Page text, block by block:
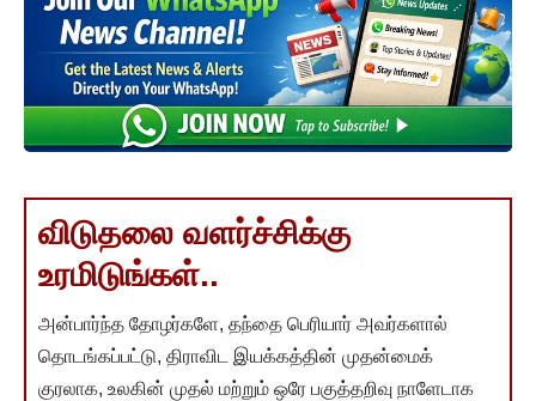
விடுதலை வளர்ச்சிக்கு
உரமிடுங்கள்..
அன்பார்ந்த தோழர்களே, தந்தை பெரியார் அவர்களால்
தொடங்கப்பட்டு, திராவிட இயக்கத்தின் முதன்மைக்
குரலாக, உலகின் முதல் மற்றும் ஒரே பகுத்தறிவு நாளேடாக